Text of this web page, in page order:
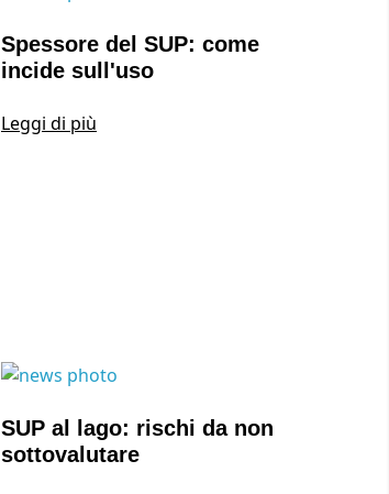
Spessore del SUP: come
incide sull'uso
Leggi di più
SUP al lago: rischi da non
sottovalutare